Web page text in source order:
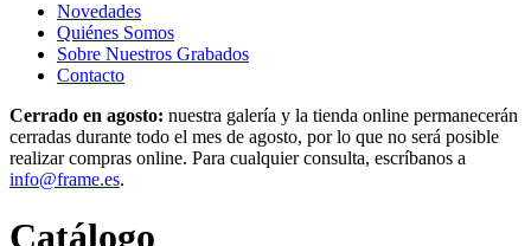
Novedades
Quiénes Somos
Sobre Nuestros Grabados
Contacto
Cerrado en agosto: nuestra galería y la tienda online permanecerán
cerradas durante todo el mes de agosto, por lo que no será posible
realizar compras online. Para cualquier consulta, escríbanos a
info@frame.es.
Catálogo